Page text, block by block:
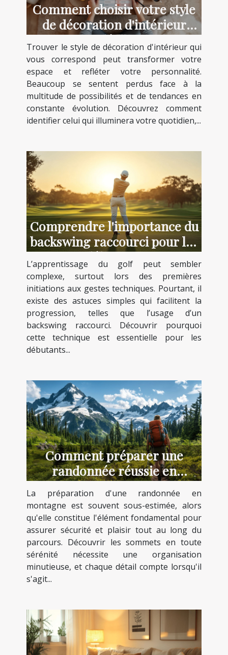
Comment choisir votre style
de décoration d'intérieur
idéal ?
Trouver le style de décoration d'intérieur qui
vous correspond peut transformer votre
espace et refléter votre personnalité.
Beaucoup se sentent perdus face à la
multitude de possibilités et de tendances en
constante évolution. Découvrez comment
identifier celui qui illuminera votre quotidien,...
Comprendre l'importance du
backswing raccourci pour les
débutants
L’apprentissage du golf peut sembler
complexe, surtout lors des premières
initiations aux gestes techniques. Pourtant, il
existe des astuces simples qui facilitent la
progression, telles que l’usage d’un
backswing raccourci. Découvrir pourquoi
cette technique est essentielle pour les
débutants...
Comment préparer une
randonnée réussie en
montagne ?
La préparation d'une randonnée en
montagne est souvent sous-estimée, alors
qu'elle constitue l'élément fondamental pour
assurer sécurité et plaisir tout au long du
parcours. Découvrir les sommets en toute
sérénité nécessite une organisation
minutieuse, et chaque détail compte lorsqu'il
s'agit...